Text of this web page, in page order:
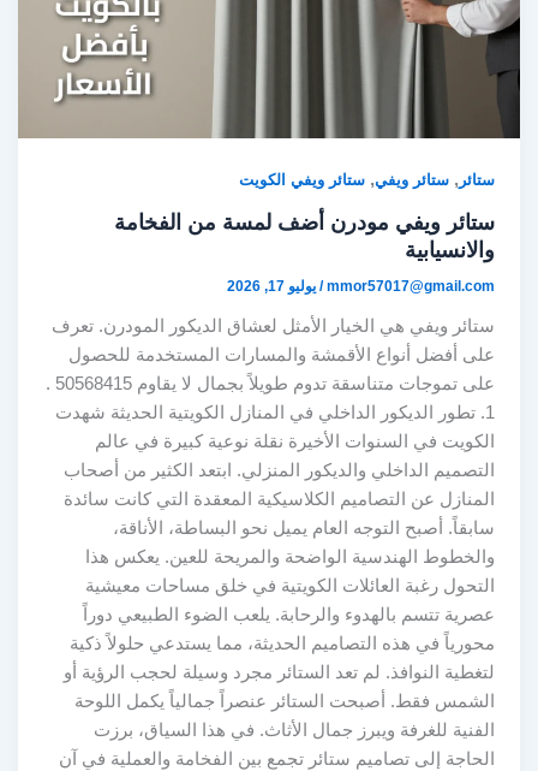
ستائر,ستائر ويفي,ستائر ويفي الكويت
ستائر ويفي مودرن أضف لمسة من الفخامة
والانسيابية
mmor57017@gmail.com
/يوليو 17, 2026
ستائر ويفي هي الخيار الأمثل لعشاق الديكور المودرن. تعرف
على أفضل أنواع الأقمشة والمسارات المستخدمة للحصول
على تموجات متناسقة تدوم طويلاً بجمال لا يقاوم 50568415 .
1. تطور الديكور الداخلي في المنازل الكويتية الحديثة شهدت
الكويت في السنوات الأخيرة نقلة نوعية كبيرة في عالم
التصميم الداخلي والديكور المنزلي. ابتعد الكثير من أصحاب
المنازل عن التصاميم الكلاسيكية المعقدة التي كانت سائدة
سابقاً. أصبح التوجه العام يميل نحو البساطة، الأناقة،
والخطوط الهندسية الواضحة والمريحة للعين. يعكس هذا
التحول رغبة العائلات الكويتية في خلق مساحات معيشية
عصرية تتسم بالهدوء والرحابة. يلعب الضوء الطبيعي دوراً
محورياً في هذه التصاميم الحديثة، مما يستدعي حلولاً ذكية
لتغطية النوافذ. لم تعد الستائر مجرد وسيلة لحجب الرؤية أو
الشمس فقط. أصبحت الستائر عنصراً جمالياً يكمل اللوحة
الفنية للغرفة ويبرز جمال الأثاث. في هذا السياق، برزت
الحاجة إلى تصاميم ستائر تجمع بين الفخامة والعملية في آن